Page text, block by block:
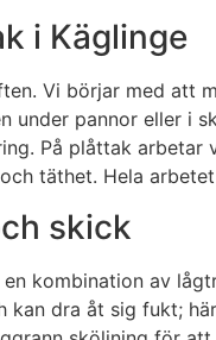
i Käglinge
Vi börjar med att
pannor eller i
På plåttak
täthet. Hela
skick
kombination av
dra åt sig fukt;